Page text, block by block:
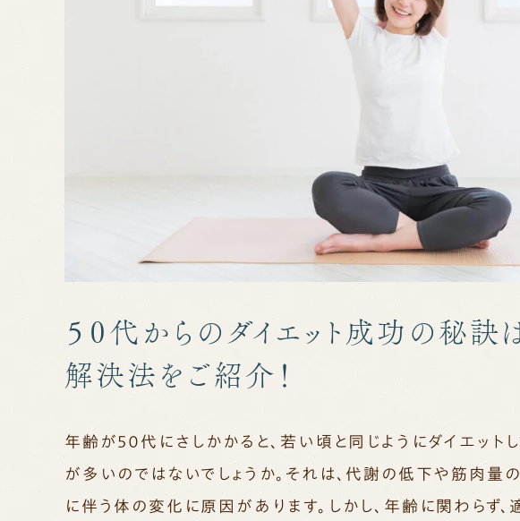
５０代からのダイエット成功の秘訣
解決法をご紹介！
年齢が５０代にさしかかると、若い頃と同じようにダイエット
が多いのではないでしょうか。それは、代謝の低下や筋肉量
に伴う体の変化に原因があります。しかし、年齢に関わらず